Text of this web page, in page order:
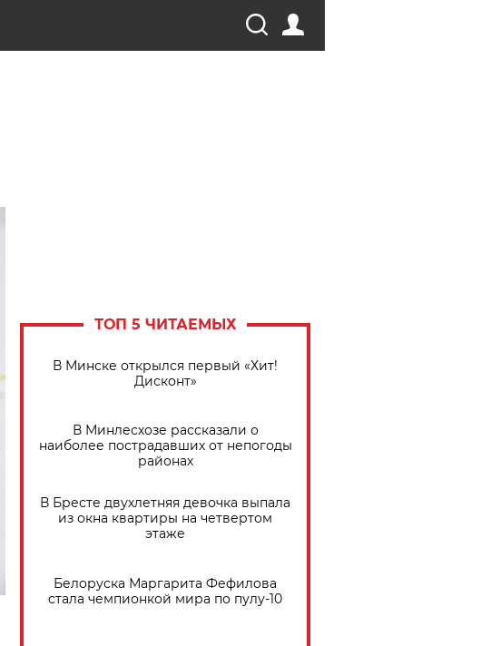
ТОП 5 ЧИТАЕМЫХ
В Минске открылся первый «Хит!
Дисконт»
В Минлесхозе рассказали о
наиболее пострадавших от непогоды
районах
В Бресте двухлетняя девочка выпала
из окна квартиры на четвертом
этаже
Белоруска Маргарита Фефилова
стала чемпионкой мира по пулу-10